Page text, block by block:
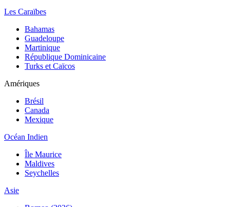
Les Caraïbes
Bahamas
Guadeloupe
Martinique
République Dominicaine
Turks et Caïcos
Amériques
Brésil
Canada
Mexique
Océan Indien
Île Maurice
Maldives
Seychelles
Asie